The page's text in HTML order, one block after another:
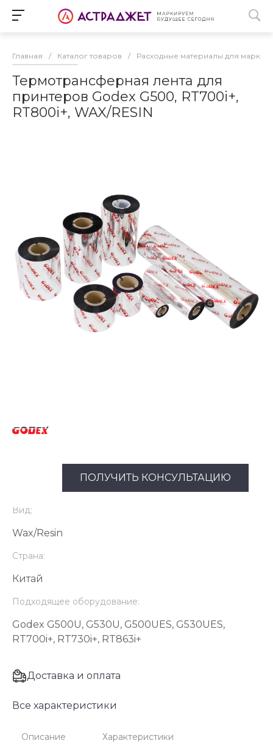
Главная / Каталог товаров / Расходные материалы для
Термотрансферная лента для
принтеров Godex G500, RT700i+,
RT800i+, WAX/RESIN
ПОЛУЧИТЬ КОНСУЛЬТАЦИЮ
Вид:
Wax/Resin
Страна:
Китай
Подходящее оборудование:
Godex G500U, G530U, G500UES, G530UES,
RT700i+, RT730i+, RT863i+
Доставка и оплата
Все характеристики
Описание Характеристики